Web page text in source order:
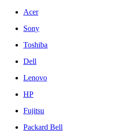
Acer
Sony
Toshiba
Dell
Lenovo
HP
Fujitsu
Packard Bell